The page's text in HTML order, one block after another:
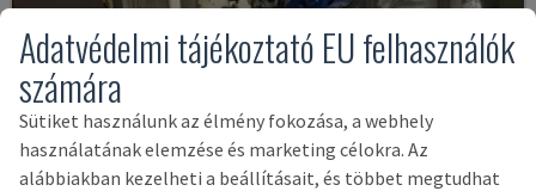
Adatvédelmi tájékoztató EU felhasználók
számára
Sütiket használunk az élmény fokozása, a webhely
használatának elemzése és marketing célokra. Az
alábbiakban kezelheti a beállításait, és többet megtudhat